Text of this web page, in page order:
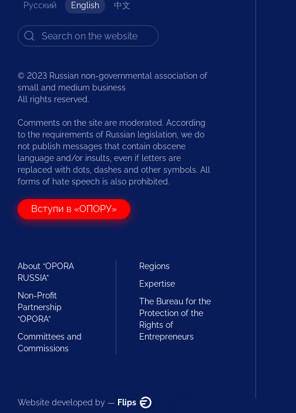
Русский English 中文
© 2023 Russian non-governmental association of
small and medium business
All rights reserved.
Comments on the site are moderated. According
to the requirements of Russian legislation, we do
not publish messages that contain obscene
language and/or insults, even if letters are
replaced with dots, dashes and other symbols. All
forms of hate speech is also prohibited.
Вступи в «ОПОРУ»
About “OPORA
RUSSIA”
Non-Profit
Partnership
“OPORA”
Committees and
Commissions
Regions
Expertise
The Bureau for the
Protection of the
Rights of
Entrepreneurs
Website developed by — Flips